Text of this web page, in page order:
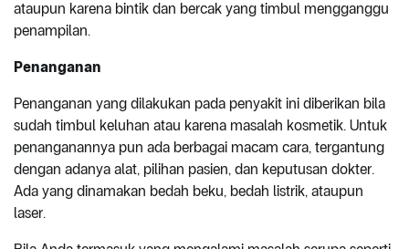
ataupun karena bintik dan bercak yang timbul mengganggu
penampilan.
Penanganan
Penanganan yang dilakukan pada penyakit ini diberikan bila
sudah timbul keluhan atau karena masalah kosmetik. Untuk
penanganannya pun ada berbagai macam cara, tergantung
dengan adanya alat, pilihan pasien, dan keputusan dokter.
Ada yang dinamakan bedah beku, bedah listrik, ataupun
laser.